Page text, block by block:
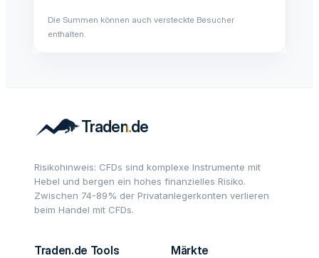
Die Summen können auch versteckte Besucher
enthalten.
Risikohinweis: CFDs sind komplexe Instrumente mit
Hebel und bergen ein hohes finanzielles Risiko.
Zwischen 74-89% der Privatanlegerkonten verlieren
beim Handel mit CFDs.
Traden.de Tools Märkte